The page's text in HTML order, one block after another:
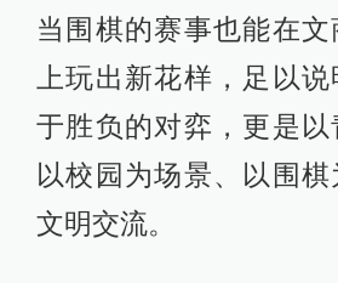
当围棋的赛事也能在
上玩出新花样，足以
于胜负的对弈，更是以
以校园为场景、以围
文明交流。